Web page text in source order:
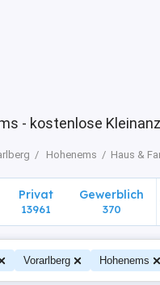
- kostenlose
Hohenems Haus &
Privat
13961
Gewerblich
370
Vorarlberg Hohenems